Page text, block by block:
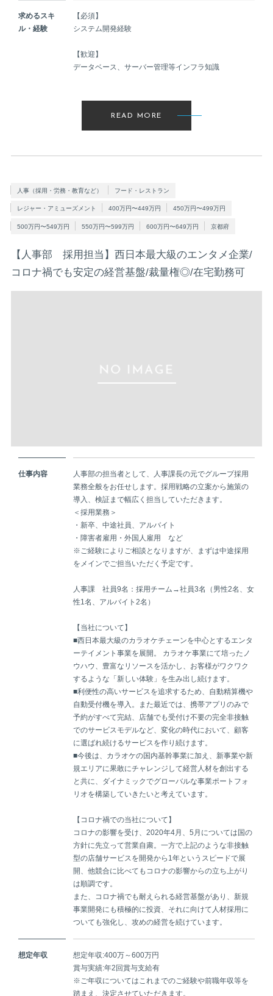
求めるスキ
ル・経験
【必須】
システム開発経験
【歓迎】
データベース、サーバー管理等インフラ知識
READ MORE
人事（採用・労務・教育など） フード・レストラン
レジャー・アミューズメント 400万円〜449万円 450万円〜499万円
500万円〜549万円 550万円〜599万円 600万円〜649万円 京都府
【人事部 採用担当】西日本最大級のエンタメ企業/
コロナ禍でも安定の経営基盤/裁量権◎/在宅勤務可
仕事内容
人事部の担当者として、人事課長の元でグループ採用
業務全般をお任せします。採用戦略の立案から施策の
導入、検証まで幅広く担当していただきます。
＜採用業務＞
・新卒、中途社員、アルバイト
・障害者雇用・外国人雇用 など
※ご経験によりご相談となりますが、まずは中途採用
をメインでご担当いただく予定です。
人事課 社員9名：採用チーム→社員3名（男性2名、女
性1名、アルバイト2名）
【当社について】
■西日本最大級のカラオケチェーンを中心とするエンタ
ーテイメント事業を展開。 カラオケ事業にて培ったノ
ウハウ、豊富なリソースを活かし、お客様がワクワク
するような「新しい体験」を生み出し続けます。
■利便性の高いサービスを追求するため、自動精算機や
自動受付機を導入。また最近では、携帯アプリのみで
予約がすべて完結、店舗でも受付け不要の完全非接触
でのサービスモデルなど、変化の時代において、顧客
に選ばれ続けるサービスを作り続けます。
■今後は、カラオケの国内基幹事業に加え、新事業や新
規エリアに果敢にチャレンジして経営人材を創出する
と共に、ダイナミックでグローバルな事業ポートフォ
リオを構築していきたいと考えています。
【コロナ禍での当社について】
コロナの影響を受け、2020年4月、5月については国の
方針に先立って営業自粛。一方で上記のような非接触
型の店舗サービスを開発から1年というスピードで展
開、他競合に比べてもコロナの影響からの立ち上がり
は順調です。
また、コロナ禍でも耐えられる経営基盤があり、新規
事業開発にも積極的に投資、それに向けて人材採用に
ついても強化し、攻めの経営を続けています。
想定年収
想定年収:400万～600万円
賞与実績:年2回賞与支給有
※ご年収についてはこれまでのご経験や前職年収等を
踏まえ、決定させていただきます。